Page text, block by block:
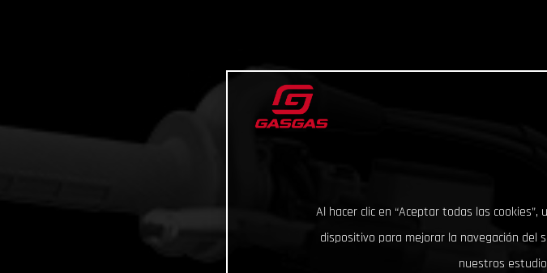
Al hacer clic en “Aceptar todas las
dispositivo para mejorar la navegación del
nuestros